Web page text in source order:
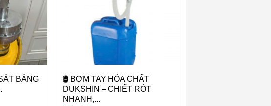
BẰNG
🛢️ BƠM TAY HÓA CHẤT
DUKSHIN – CHIẾT RÓT
NHANH,...